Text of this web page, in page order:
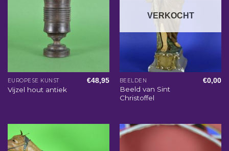
EUROPESE KUNST
Vijzel hout antiek
€48,95
VERKOCHT
BEELDEN
Beeld van Sint
Christoffel
€0,00